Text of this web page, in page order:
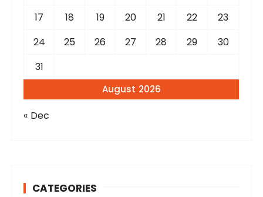
August 2026
17
18 19 20 21 22
23
24
25 26 27 28 29
30
31
« Dec
CATEGORIES